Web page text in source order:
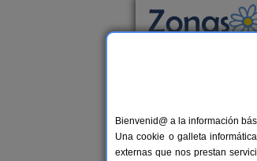
Casas
Bienvenid@ a la información
Una cookie o galleta
externas que nos prestan